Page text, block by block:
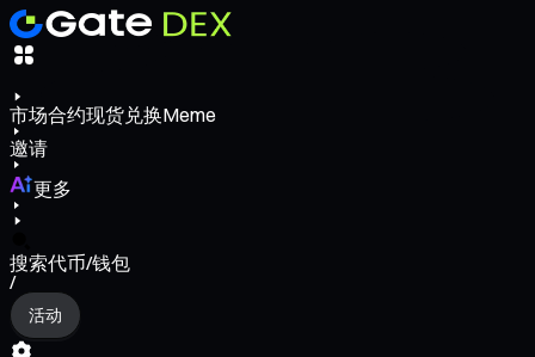
市场合约现货兑换Meme
邀请
更多
搜索代币/钱包
/
活动